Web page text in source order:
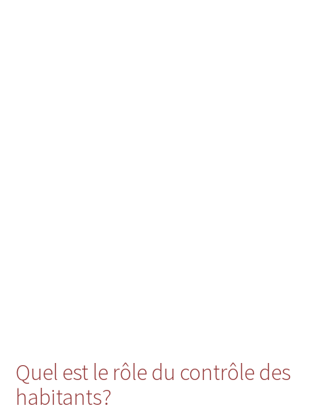
Quel est le rôle du contrôle des
habitants?